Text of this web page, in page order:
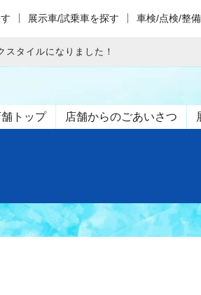
展示車/試乗車を探す 車検/点検/整備
スタイルになりました！
舗トップ 店舗からのごあいさつ